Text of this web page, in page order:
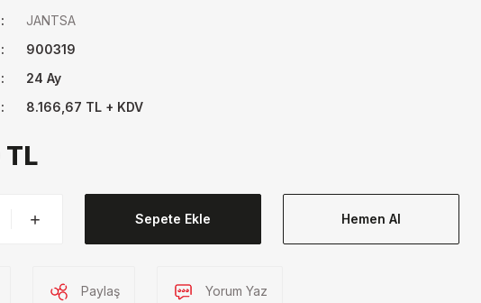
JANTSA
900319
24 Ay
8.166,67 TL + KDV
Sepete Ekle Hemen Al
Paylaş Yorum Yaz